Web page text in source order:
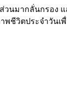
วนมากลั่นกรอง
พชีวิตประจำวัน